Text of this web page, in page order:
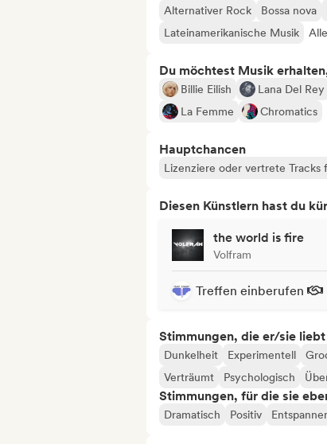
Alternativer Rock Bossa nova
Lateinamerikanische Musik
Du möchtest Musik
Billie Eilish Lana Del Rey
La Femme
Chromatics
Hauptchancen
Lizenziere oder vertrete Tracks
Diesen Künstlern hast du
the world is fire
Volfram
Treffen einberufen
Stimmungen, die er/sie liebt
Dunkelheit Experimentell
Verträumt
Psychologisch
Stimmungen, für die sie
Dramatisch Positiv